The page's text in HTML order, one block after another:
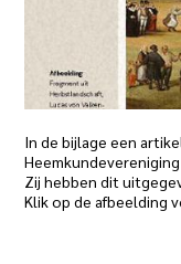
In de bijlage een
Zij hebben dit
Klik op de afbeelding